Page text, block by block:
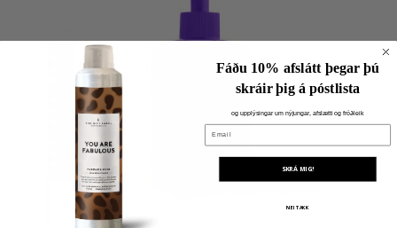
Fáðu 10% afslátt þegar þú
skráir þig á póstlista
og upplýsingar um nýjungar, afslætti og fróðleik
Email
SKRÁ MIG!
NEI TAKK